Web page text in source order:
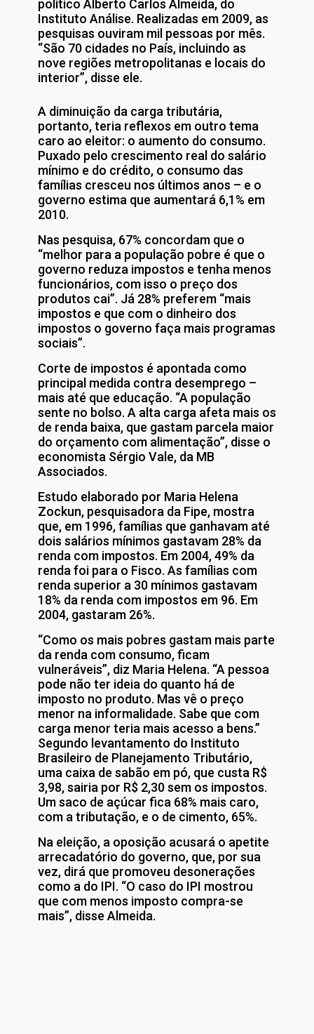
político Alberto Carlos Almeida, do
Instituto Análise. Realizadas em 2009, as
pesquisas ouviram mil pessoas por mês.
“São 70 cidades no País, incluindo as
nove regiões metropolitanas e locais do
interior”, disse ele.
A diminuição da carga tributária,
portanto, teria reflexos em outro tema
caro ao eleitor: o aumento do consumo.
Puxado pelo crescimento real do salário
mínimo e do crédito, o consumo das
famílias cresceu nos últimos anos – e o
governo estima que aumentará 6,1% em
2010.
Nas pesquisa, 67% concordam que o
“melhor para a população pobre é que o
governo reduza impostos e tenha menos
funcionários, com isso o preço dos
produtos cai”. Já 28% preferem “mais
impostos e que com o dinheiro dos
impostos o governo faça mais programas
sociais”.
Corte de impostos é apontada como
principal medida contra desemprego –
mais até que educação. “A população
sente no bolso. A alta carga afeta mais os
de renda baixa, que gastam parcela maior
do orçamento com alimentação”, disse o
economista Sérgio Vale, da MB
Associados.
Estudo elaborado por Maria Helena
Zockun, pesquisadora da Fipe, mostra
que, em 1996, famílias que ganhavam até
dois salários mínimos gastavam 28% da
renda com impostos. Em 2004, 49% da
renda foi para o Fisco. As famílias com
renda superior a 30 mínimos gastavam
18% da renda com impostos em 96. Em
2004, gastaram 26%.
“Como os mais pobres gastam mais parte
da renda com consumo, ficam
vulneráveis”, diz Maria Helena. “A pessoa
pode não ter ideia do quanto há de
imposto no produto. Mas vê o preço
menor na informalidade. Sabe que com
carga menor teria mais acesso a bens.”
Segundo levantamento do Instituto
Brasileiro de Planejamento Tributário,
uma caixa de sabão em pó, que custa R$
3,98, sairia por R$ 2,30 sem os impostos.
Um saco de açúcar fica 68% mais caro,
com a tributação, e o de cimento, 65%.
Na eleição, a oposição acusará o apetite
arrecadatório do governo, que, por sua
vez, dirá que promoveu desonerações
como a do IPI. “O caso do IPI mostrou
que com menos imposto compra-se
mais”, disse Almeida.